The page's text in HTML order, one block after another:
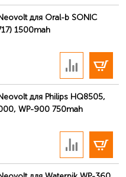
для Oral-b SONIC
1500mah
для Philips HQ8505,
WP-900 750mah